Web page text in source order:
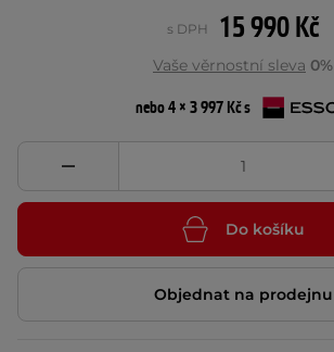
15 990 Kč
s DPH
Vaše věrnostní sleva 0%
nebo 4 × 3 997 Kč s
Do košíku
Objednat na prodejnu